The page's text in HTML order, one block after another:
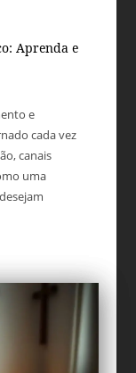
Aprenda e
e
cada vez
canais
uma